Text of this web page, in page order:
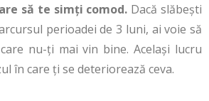
să te simți comod. Dacă slăbești
perioadei de 3 luni, ai voie să
nu-ți mai vin bine. Același lucru
în care ți se deteriorează ceva.